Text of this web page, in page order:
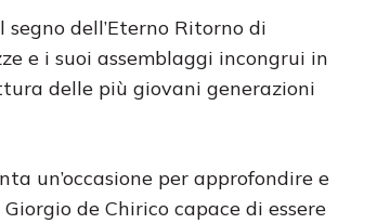
dell’Eterno Ritorno di
e i suoi assemblaggi incongrui in
delle più giovani generazioni
un’occasione per approfondire e
de Chirico capace di essere